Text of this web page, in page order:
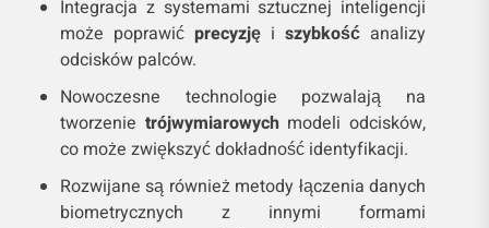
Integracja z systemami sztucznej inteligencji
może poprawićprecyzję iszybkość analizy
odcisków palców.
Nowoczesne technologie pozwalają na
tworzenie trójwymiarowychmodeli odcisków,
co może zwiększyć dokładność identyfikacji.
Rozwijane są również metody łączenia danych
biometrycznych z innymi formami